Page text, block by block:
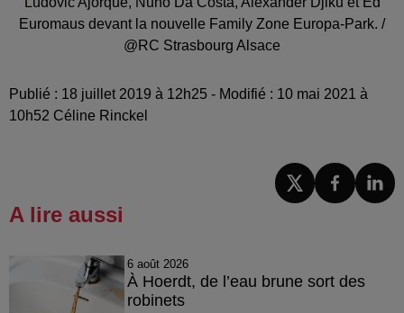
Euromaus devant la nouvelle Family Zone Europa-Park. /
@RC Strasbourg Alsace
Publié : 18 juillet 2019 à 12h25 - Modifié : 10 mai 2021 à
10h52 Céline Rinckel
A lire aussi
6 août 2026
À Hoerdt, de l’eau brune sort des
robinets